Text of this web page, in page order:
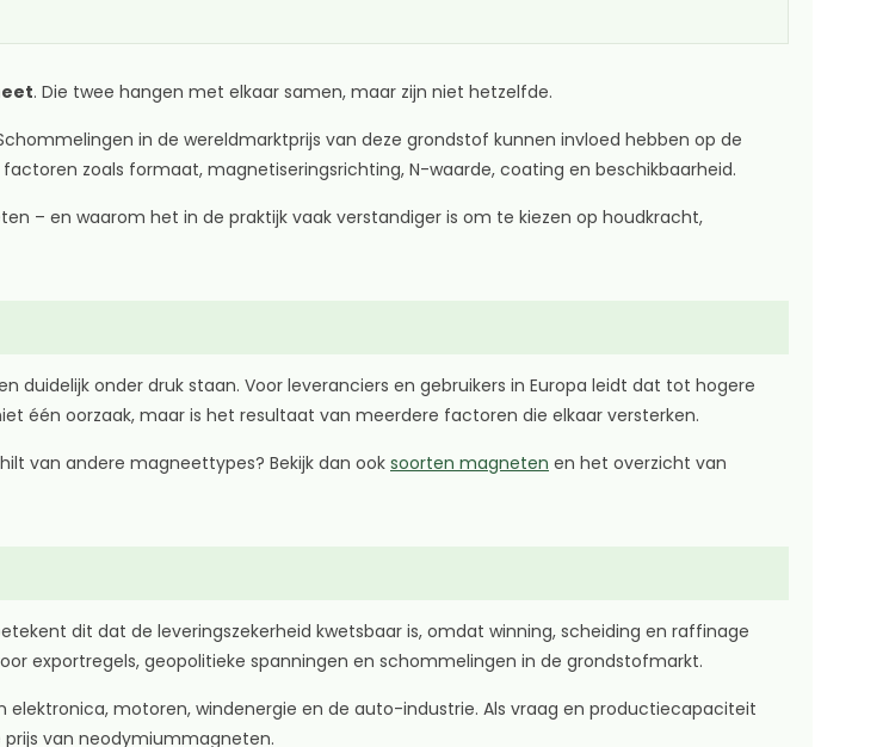
. Die twee hangen met elkaar samen, maar zijn niet hetzelfde.
in de wereldmarktprijs van deze grondstof kunnen invloed hebben op de
zoals formaat, magnetiseringsrichting, N-waarde, coating en beschikbaarheid.
– en waarom het in de praktijk vaak verstandiger is om te kiezen op houdkracht,
onder druk staan. Voor leveranciers en gebruikers in Europa leidt dat tot hogere
één oorzaak, maar is het resultaat van meerdere factoren die elkaar versterken.
van andere magneettypes? Bekijk dan ooksoorten magneten en het overzicht van
dit dat de leveringszekerheid kwetsbaar is, omdat winning, scheiding en raffinage
exportregels, geopolitieke spanningen en schommelingen in de grondstofmarkt.
motoren, windenergie en de auto-industrie. Als vraag en productiecapaciteit
prijs van neodymiummagneten.